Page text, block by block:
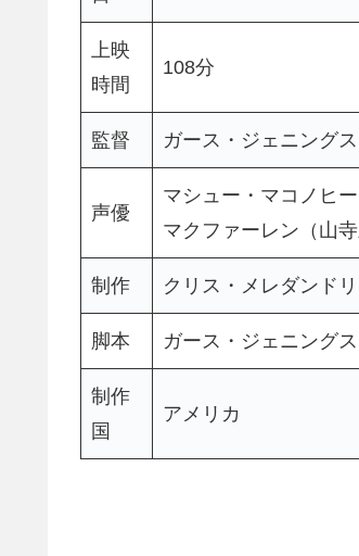
上映
時間
108分
監督 ガース・ジェニングス
声優
マシュー・マコノヒ
マクファーレン（山
制作 クリス・メレダンド
脚本 ガース・ジェニングス
制作
国
アメリカ